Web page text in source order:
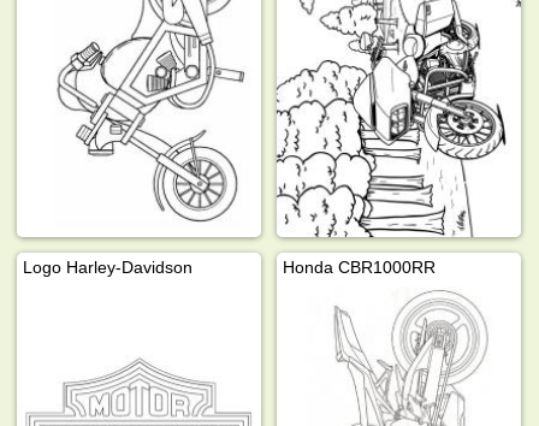
Logo Harley-Davidson Honda CBR1000RR